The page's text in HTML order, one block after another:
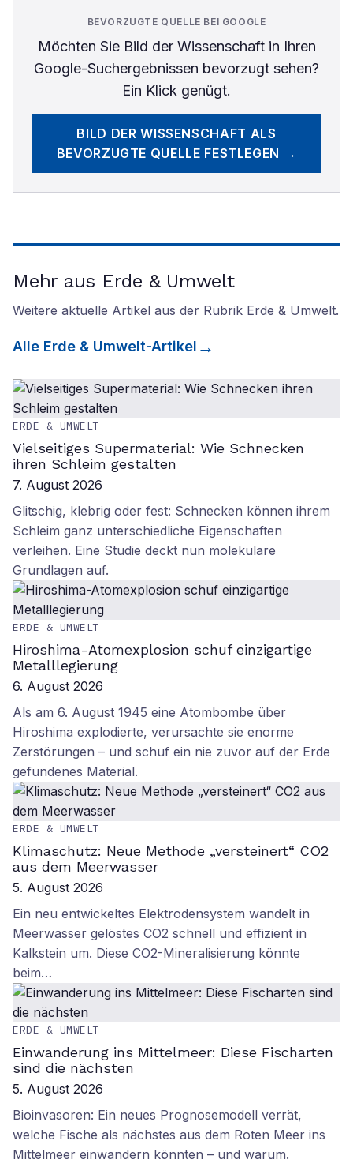
BEVORZUGTE QUELLE BEI GOOGLE
Möchten Sie Bild der Wissenschaftin Ihren
Google-Suchergebnissen bevorzugt sehen?
Ein Klick genügt.
BILD DER WISSENSCHAFT ALS
BEVORZUGTE QUELLE FESTLEGEN →
Mehr aus Erde & Umwelt
Weitere aktuelle Artikel aus der Rubrik Erde & Umwelt.
Alle Erde & Umwelt-Artikel
ERDE & UMWELT
Vielseitiges Supermaterial: Wie Schnecken
ihren Schleim gestalten
7. August 2026
Glitschig, klebrig oder fest: Schnecken können ihrem
Schleim ganz unterschiedliche Eigenschaften
verleihen. Eine Studie deckt nun molekulare
Grundlagen auf.
ERDE & UMWELT
Hiroshima-Atomexplosion schuf einzigartige
Metalllegierung
6. August 2026
Als am 6. August 1945 eine Atombombe über
Hiroshima explodierte, verursachte sie enorme
Zerstörungen – und schuf ein nie zuvor auf der Erde
gefundenes Material.
ERDE & UMWELT
Klimaschutz: Neue Methode „versteinert“ CO2
aus dem Meerwasser
5. August 2026
Ein neu entwickeltes Elektrodensystem wandelt in
Meerwasser gelöstes CO2 schnell und effizient in
Kalkstein um. Diese CO2-Mineralisierung könnte
beim…
ERDE & UMWELT
Einwanderung ins Mittelmeer: Diese Fischarten
sind die nächsten
5. August 2026
Bioinvasoren: Ein neues Prognosemodell verrät,
welche Fische als nächstes aus dem Roten Meer ins
Mittelmeer einwandern könnten – und warum.